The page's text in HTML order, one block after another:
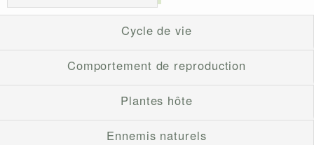
Cycle de vie
Comportement de reproduction
Plantes hôte
Ennemis naturels